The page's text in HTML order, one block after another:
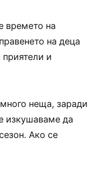
времето на
на деца
приятели и
неща, заради
изкушаваме да
Ако се